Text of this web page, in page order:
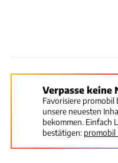
Verpasse keine
Favorisiere
unsere neuesten
bekommen. Einfach
bestätigen: promobil